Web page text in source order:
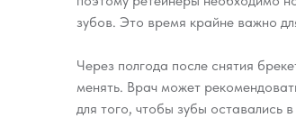
зубов. Это время крайне важно
Через полгода после снятия
менять. Врач может
для того, чтобы зубы оставались